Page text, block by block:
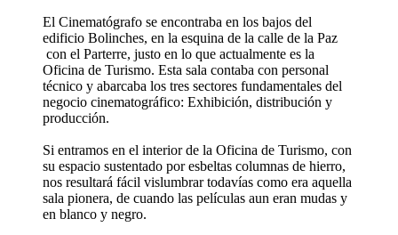
El Cinematógrafo se encontraba en los bajos del
edificio Bolinches, en la esquina de la calle de la Paz
con el Parterre, justo en lo que actualmente es la
Oficina de Turismo. Esta sala contaba con personal
técnico y abarcaba los tres sectores fundamentales del
negocio cinematográfico: Exhibición, distribución y
producción.
Si entramos en el interior de la Oficina de Turismo, con
su espacio sustentado por esbeltas columnas de hierro,
nos resultará fácil vislumbrar todavías como era aquella
sala pionera, de cuando las películas aun eran mudas y
en blanco y negro.